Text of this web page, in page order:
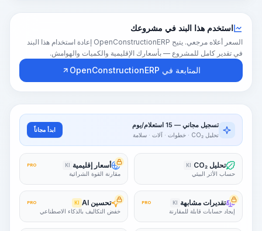
استخدم هذا البند في مشروعك
السعر أعلاه مرجعي. يتيح OpenConstructionERP إعادة استخدام هذا البند
في تقدير كامل للمشروع — بأسعارك الإقليمية والكميات والهوامش.
المتابعة في OpenConstructionERP
تسجيل مجاني — 15 استعلام/يوم
تحليل CO₂ · خطوات · آلات · سلامة
ابدأ مجاناً
تحليل CO₂ KI
حساب الأثر البيئي
أسعار إقليمية KI
PRO
مقارنة القوة الشرائية
تقديرات مشابهة KI
PRO
إيجاد حسابات قابلة للمقارنة
تحسين AI KI
PRO
خفض التكاليف بالذكاء الاصطناعي